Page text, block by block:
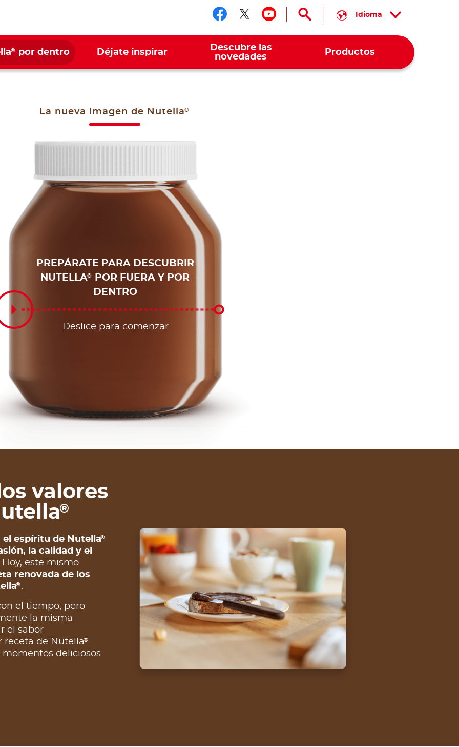
Síguenos en facebook
Síguenos en twitter
Síguenos en youtube
Idioma
® por dentro Déjate inspirar
Descubre las
novedades
Productos
La nueva imagen de Nutella®
PREPÁRATE PARA DESCUBRIR
NUTELLA®
POR FUERA Y POR
DENTRO
Deslice para comenzar
Deslice para comenzar
valores
®
el espíritu de Nutella®
la calidad y el
Hoy, este mismo
renovada de los
® .
el tiempo, pero
la misma
el sabor
receta de Nutella®
deliciosos